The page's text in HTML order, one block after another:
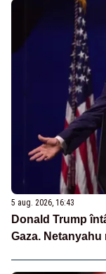
5 aug. 2026, 16:43
Donald Trump
Gaza.